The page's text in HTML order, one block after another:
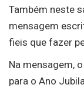
Também neste
mensagem
fieis que fazer
Na mensagem,
para o Ano